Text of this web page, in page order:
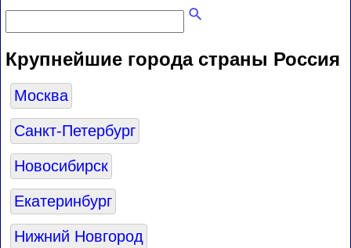
Крупнейшие города страны Россия
Москва
Санкт-Петербург
Новосибирск
Екатеринбург
Нижний Новгород